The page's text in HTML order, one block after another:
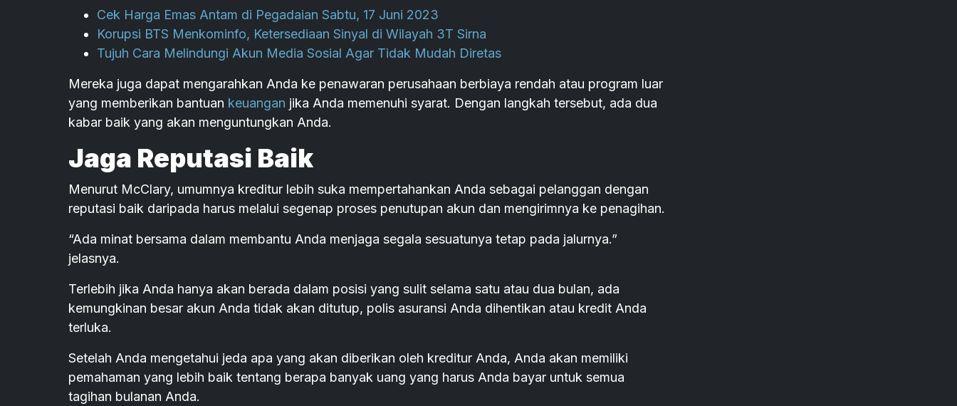
Cek Harga Emas Antam di Pegadaian Sabtu, 17 Juni 2023
Korupsi BTS Menkominfo, Ketersediaan Sinyal di Wilayah 3T Sirna
Tujuh Cara Melindungi Akun Media Sosial Agar Tidak Mudah Diretas
Mereka juga dapat mengarahkan Anda ke penawaran perusahaan berbiaya rendah atau program luar
yang memberikan bantuan keuangan jika Anda memenuhi syarat. Dengan langkah tersebut, ada dua
kabar baik yang akan menguntungkan Anda.
Jaga Reputasi Baik
Menurut McClary, umumnya kreditur lebih suka mempertahankan Anda sebagai pelanggan dengan
reputasi baik daripada harus melalui segenap proses penutupan akun dan mengirimnya ke penagihan.
“Ada minat bersama dalam membantu Anda menjaga segala sesuatunya tetap pada jalurnya.”
jelasnya.
Terlebih jika Anda hanya akan berada dalam posisi yang sulit selama satu atau dua bulan, ada
kemungkinan besar akun Anda tidak akan ditutup, polis asuransi Anda dihentikan atau kredit Anda
terluka.
Setelah Anda mengetahui jeda apa yang akan diberikan oleh kreditur Anda, Anda akan memiliki
pemahaman yang lebih baik tentang berapa banyak uang yang harus Anda bayar untuk semua
tagihan bulanan Anda.